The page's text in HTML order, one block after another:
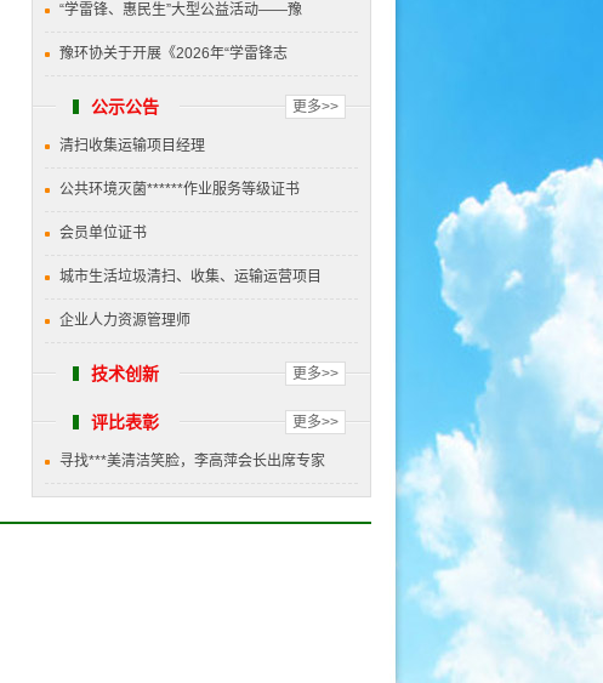
“学雷锋、惠民生”大型公益活动——豫
豫环协关于开展《2026年“学雷锋志
更多>>
公示公告
清扫收集运输项目经理
公共环境灭菌******作业服务等级证书
会员单位证书
城市生活垃圾清扫、收集、运输运营项目
企业人力资源管理师
更多>>
技术创新
更多>>
评比表彰
寻找***美清洁笑脸，李高萍会长出席专家